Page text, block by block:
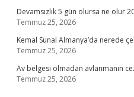
Devamsızlık 5 gün olursa ne olur
Temmuz 25, 2026
Kemal Sunal Almanya’da nerede
Temmuz 25, 2026
Av belgesi olmadan avlanmanın
Temmuz 25, 2026